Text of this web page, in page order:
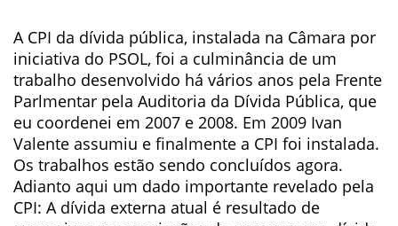
A CPI da dívida pública, instalada na Câmara por
iniciativa do PSOL, foi a culminância de um
trabalho desenvolvido há vários anos pela Frente
Parlmentar pela Auditoria da Dívida Pública, que
eu coordenei em 2007 e 2008. Em 2009 Ivan
Valente assumiu e finalmente a CPI foi instalada.
Os trabalhos estão sendo concluídos agora.
Adianto aqui um dado importante revelado pela
CPI: A dívida externa atual é resultado de